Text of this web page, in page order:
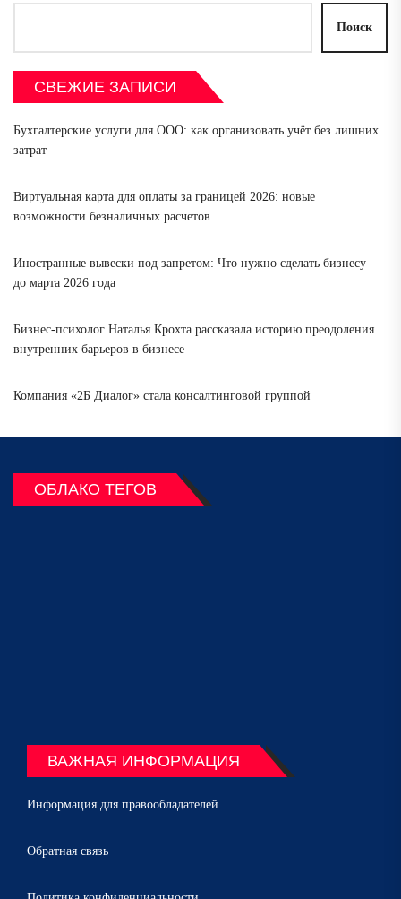
Поиск
СВЕЖИЕ ЗАПИСИ
Бухгалтерские услуги для ООО: как организовать учёт без лишних
затрат
Виртуальная карта для оплаты за границей 2026: новые
возможности безналичных расчетов
Иностранные вывески под запретом: Что нужно сделать бизнесу
до марта 2026 года
Бизнес-психолог Наталья Крохта рассказала историю преодоления
внутренних барьеров в бизнесе
Компания «2Б Диалог» стала консалтинговой группой
ОБЛАКО ТЕГОВ
ВАЖНАЯ ИНФОРМАЦИЯ
Информация для правообладателей
Обратная связь